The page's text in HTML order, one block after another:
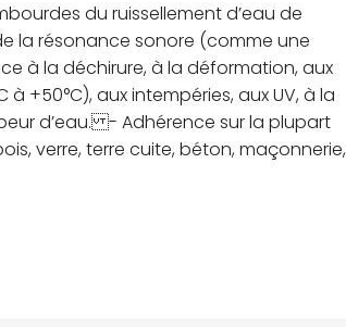
du ruissellement d’eau de
la résonance sonore (comme une
à la déchirure, à la déformation, aux
+50°C), aux intempéries, aux UV, à la
d’eau. - Adhérence sur la plupart
verre, terre cuite, béton, maçonnerie,